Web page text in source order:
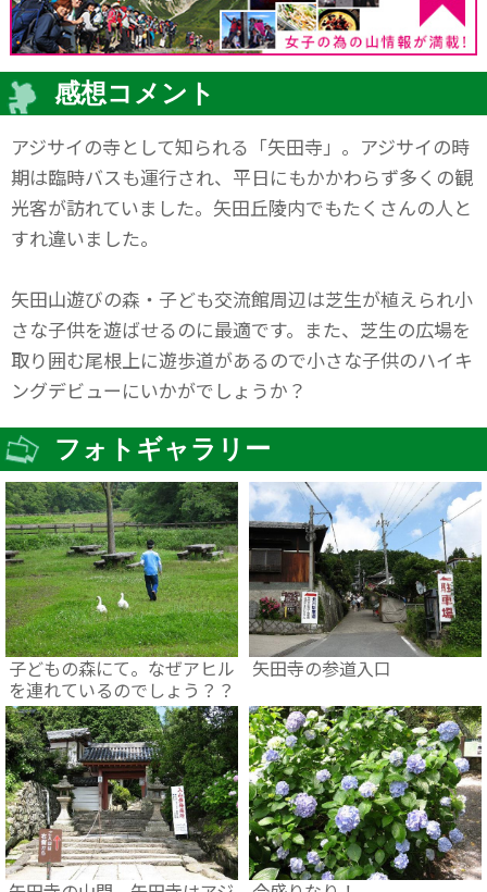
感想コメント
アジサイの寺として知られる「矢田寺」。アジサイの時
期は臨時バスも運行され、平日にもかかわらず多くの観
光客が訪れていました。矢田丘陵内でもたくさんの人と
すれ違いました。
矢田山遊びの森・子ども交流館周辺は芝生が植えられ小
さな子供を遊ばせるのに最適です。また、芝生の広場を
取り囲む尾根上に遊歩道があるので小さな子供のハイキ
ングデビューにいかがでしょうか？
フォトギャラリー
子どもの森にて。なぜアヒル
を連れているのでしょう？？
矢田寺の参道入口